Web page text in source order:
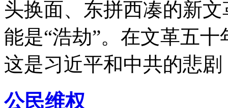
头换面、东拼西凑的新
能是“浩劫”。在文革五
这是习近平和中共的悲
公民维权